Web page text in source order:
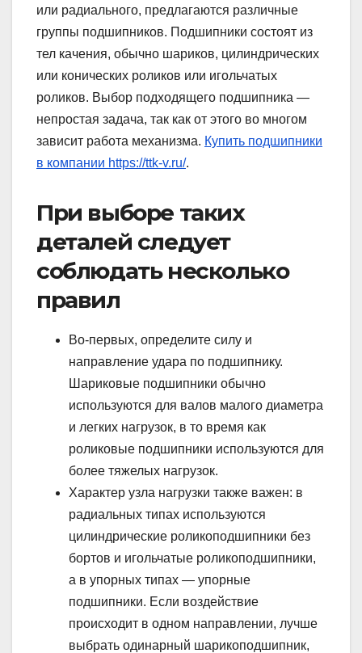
или радиального, предлагаются различные
группы подшипников. Подшипники состоят из
тел качения, обычно шариков, цилиндрических
или конических роликов или игольчатых
роликов. Выбор подходящего подшипника —
непростая задача, так как от этого во многом
зависит работа механизма. Купить подшипники
в компании https://ttk-v.ru/.
При выборе таких
деталей следует
соблюдать несколько
правил
Во-первых, определите силу и
направление удара по подшипнику.
Шариковые подшипники обычно
используются для валов малого диаметра
и легких нагрузок, в то время как
роликовые подшипники используются для
более тяжелых нагрузок.
Характер узла нагрузки также важен: в
радиальных типах используются
цилиндрические роликоподшипники без
бортов и игольчатые роликоподшипники,
а в упорных типах — упорные
подшипники. Если воздействие
происходит в одном направлении, лучше
выбрать одинарный шарикоподшипник,